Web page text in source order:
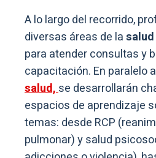
A lo largo del recorrido,
diversas áreas de lasalud
para atender consultas y
capacitación. En paralelo
salud,se desarrollarán
espacios de aprendizaje
temas: desde RCP
pulmonar) y salud